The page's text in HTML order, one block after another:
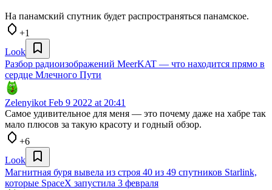
На панамский спутник будет распространяться панамское.
+1
Look
Разбор радиоизображений MeerKAT — что находится прямо в
сердце Млечного Пути
Zelenyikot Feb 9 2022 at 20:41
Самое удивительное для меня — это почему даже на хабре так
мало плюсов за такую красоту и годный обзор.
+6
Look
Магнитная буря вывела из строя 40 из 49 спутников Starlink,
которые SpaceX запустила 3 февраля